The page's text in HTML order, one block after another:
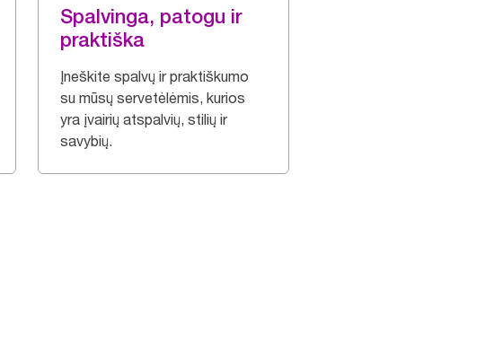
Spalvinga, patogu ir
praktiška
Įneškite spalvų ir praktiškumo
su mūsų servetėlėmis, kurios
yra įvairių atspalvių, stilių ir
savybių.